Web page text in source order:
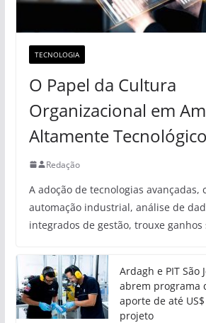
TECNOLOGIA
O Papel da Cultura
Organizacional em
Altamente
Redação
A adoção de tecnologias avançadas,
automação industrial, análise de
integrados de gestão, trouxe ganhos
Ardagh e PIT São
abrem programa
aporte de até
projeto